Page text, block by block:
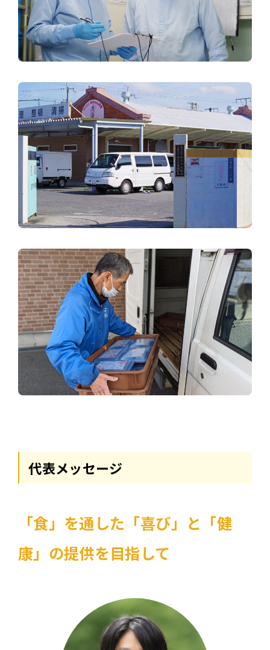
代表メッセージ
「食」を通した「喜び」と「健
康」の提供を目指して